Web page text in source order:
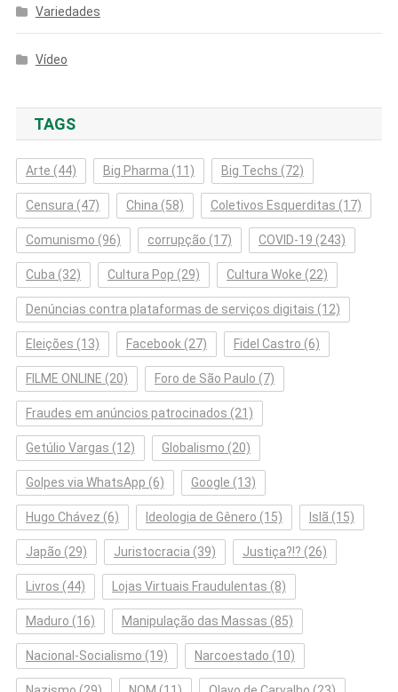
Variedades
Vídeo
TAGS
Arte (44) Big Pharma (11) Big Techs (72)
Censura (47) China (58) Coletivos Esquerditas (17)
Comunismo (96) corrupção (17) COVID-19 (243)
Cuba (32) Cultura Pop (29) Cultura Woke (22)
Denúncias contra plataformas de serviços digitais (12)
Eleições (13) Facebook (27) Fidel Castro (6)
FILME ONLINE (20) Foro de São Paulo (7)
Fraudes em anúncios patrocinados (21)
Getúlio Vargas (12) Globalismo (20)
Golpes via WhatsApp (6) Google (13)
Hugo Chávez (6) Ideologia de Gênero (15) Islã (15)
Japão (29) Juristocracia (39) Justiça?!? (26)
Livros (44) Lojas Virtuais Fraudulentas (8)
Maduro (16) Manipulação das Massas (85)
Nacional-Socialismo (19) Narcoestado (10)